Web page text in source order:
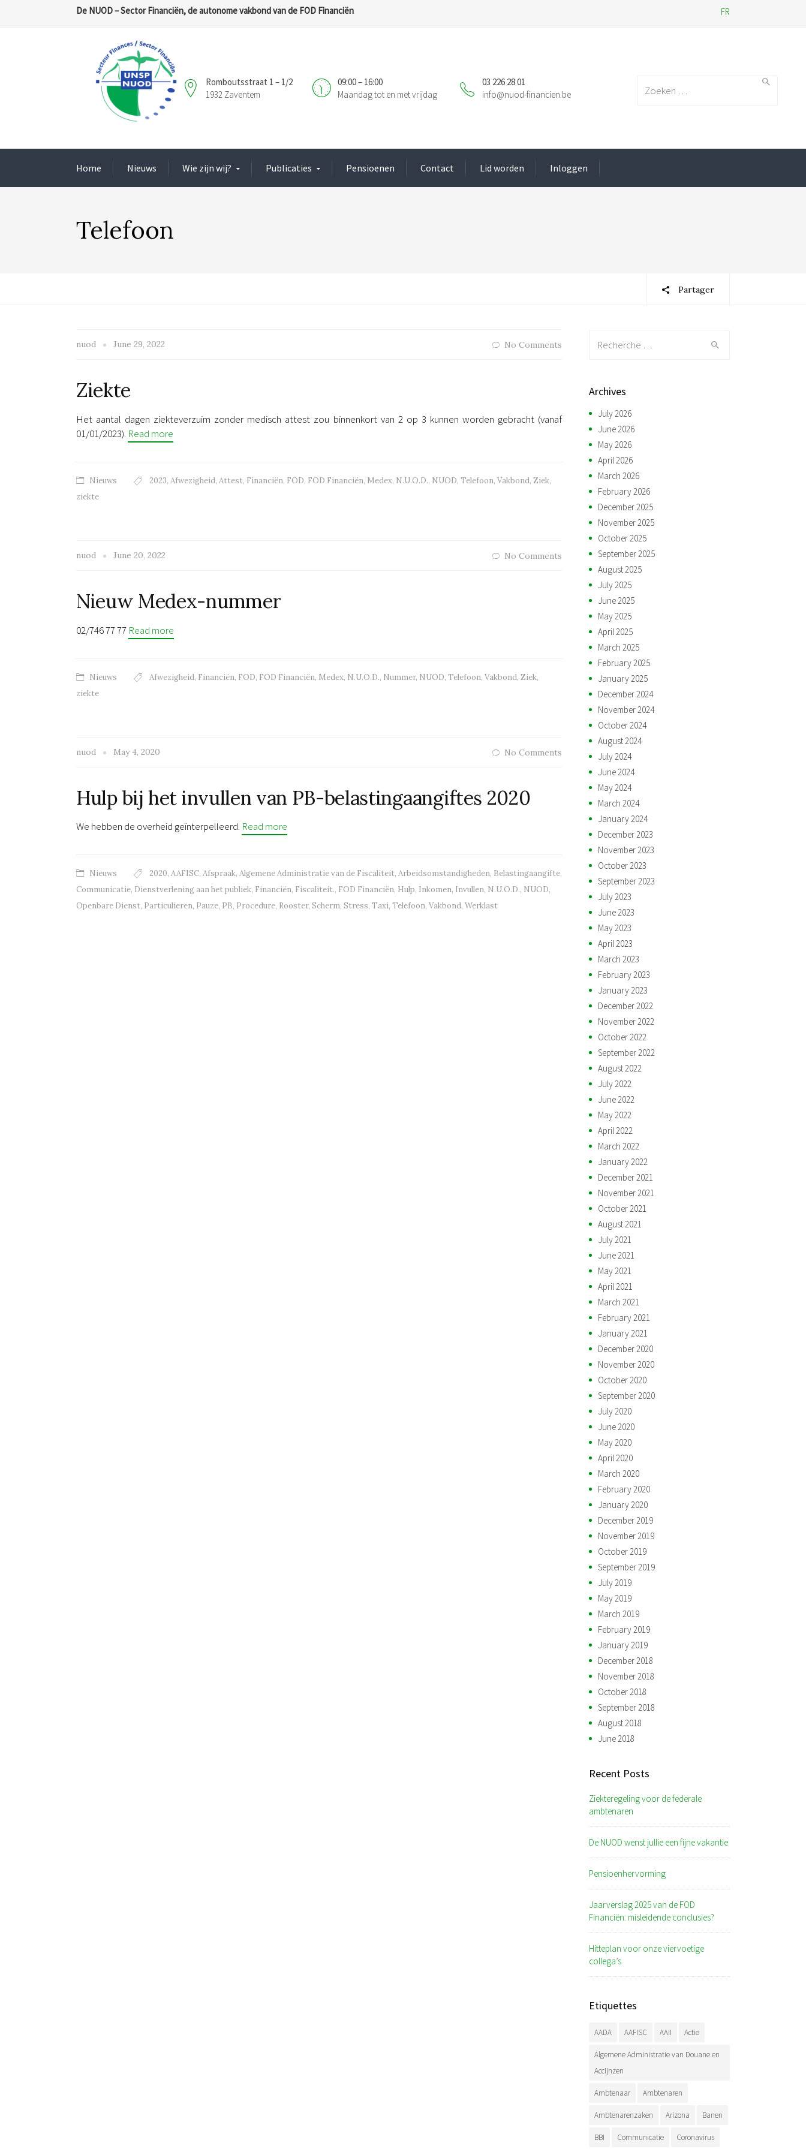
De NUOD – Sector Financiën, de autonome vakbond van de FOD Financiën FR
03 226 28 01
info@nuod-financien.be
09:00 – 16:00
Maandag tot en met vrijdag
Romboutsstraat 1 – 1/2
1932 Zaventem
Home Nieuws Wie zijn wij? Publicaties Pensioenen Contact Lid worden Inloggen
Telefoon
Partager
nuod June 29, 2022 No Comments
Ziekte
Het aantal dagen ziekteverzuim zonder medisch attest zou binnenkort van 2 op 3 kunnen worden gebracht (vanaf
01/01/2023). Read more
Nieuws 2023, Afwezigheid, Attest, Financiën, FOD, FOD Financiën, Medex, N.U.O.D., NUOD, Telefoon, Vakbond, Ziek,
ziekte
nuod June 20, 2022 No Comments
Nieuw Medex-nummer
02/746 77 77 Read more
Nieuws Afwezigheid, Financiën, FOD, FOD Financiën, Medex, N.U.O.D., Nummer, NUOD, Telefoon, Vakbond, Ziek,
ziekte
nuod May 4, 2020 No Comments
Hulp bij het invullen van PB-belastingaangiftes 2020
We hebben de overheid geïnterpelleerd. Read more
Nieuws 2020, AAFISC, Afspraak, Algemene Administratie van de Fiscaliteit, Arbeidsomstandigheden, Belastingaangifte,
Communicatie, Dienstverlening aan het publiek, Financiën, Fiscaliteit., FOD Financiën, Hulp, Inkomen, Invullen, N.U.O.D., NUOD,
Openbare Dienst, Particulieren, Pauze, PB, Procedure, Rooster, Scherm, Stress, Taxi, Telefoon, Vakbond, Werklast
Archives
July 2026
June 2026
May 2026
April 2026
March 2026
February 2026
December 2025
November 2025
October 2025
September 2025
August 2025
July 2025
June 2025
May 2025
April 2025
March 2025
February 2025
January 2025
December 2024
November 2024
October 2024
August 2024
July 2024
June 2024
May 2024
March 2024
January 2024
December 2023
November 2023
October 2023
September 2023
July 2023
June 2023
May 2023
April 2023
March 2023
February 2023
January 2023
December 2022
November 2022
October 2022
September 2022
August 2022
July 2022
June 2022
May 2022
April 2022
March 2022
January 2022
December 2021
November 2021
October 2021
August 2021
July 2021
June 2021
May 2021
April 2021
March 2021
February 2021
January 2021
December 2020
November 2020
October 2020
September 2020
July 2020
June 2020
May 2020
April 2020
March 2020
February 2020
January 2020
December 2019
November 2019
October 2019
September 2019
July 2019
May 2019
March 2019
February 2019
January 2019
December 2018
November 2018
October 2018
September 2018
August 2018
June 2018
Recent Posts
Ziekteregeling voor de federale
ambtenaren
De NUOD wenst jullie een fijne vakantie
Pensioenhervorming
Jaarverslag 2025 van de FOD
Financiën: misleidende conclusies?
Hitteplan voor onze viervoetige
collega’s
Etiquettes
AADA AAFISC AAII Actie
Algemene Administratie van Douane en
Accijnzen
Ambtenaar Ambtenaren
Ambtenarenzaken Arizona Banen
BBI Communicatie Coronavirus